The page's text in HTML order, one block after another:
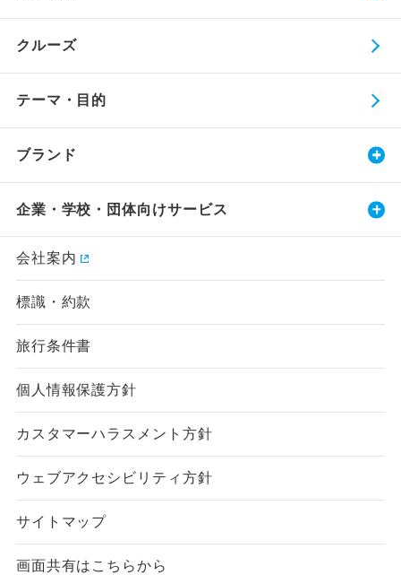
クルーズ
テーマ・目的
ブランド
企業・学校・団体向けサービス
会社案内
標識・約款
旅行条件書
個人情報保護方針
カスタマーハラスメント方針
ウェブアクセシビリティ方針
サイトマップ
画面共有はこちらから